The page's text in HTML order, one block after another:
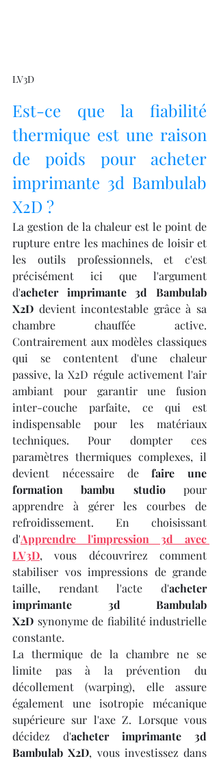
LV3D
Est-ce que la fiabilité
thermique est une raison
de poids pour acheter
imprimante 3d Bambulab
X2D ?
La gestion de la chaleur est le point de
rupture entre les machines de loisir et
les outils professionnels, et c'est
précisément ici que l'argument
d'acheter imprimante 3d Bambulab
X2D devient incontestable grâce à sa
chambre chauffée active.
Contrairement aux modèles classiques
qui se contentent d'une chaleur
passive, la X2D régule activement l'air
ambiant pour garantir une fusion
inter-couche parfaite, ce qui est
indispensable pour les matériaux
techniques. Pour dompter ces
paramètres thermiques complexes, il
devient nécessaire de faire une
formation bambu studio pour
apprendre à gérer les courbes de
refroidissement. En choisissant
d'Apprendre l'impression 3d avec
LV3D, vous découvrirez comment
stabiliser vos impressions de grande
taille, rendant l'acte d'acheter
imprimante 3d Bambulab
X2D synonyme de fiabilité industrielle
constante.
La thermique de la chambre ne se
limite pas à la prévention du
décollement (warping), elle assure
également une isotropie mécanique
supérieure sur l'axe Z. Lorsque vous
décidez d'acheter imprimante 3d
Bambulab X2D, vous investissez dans